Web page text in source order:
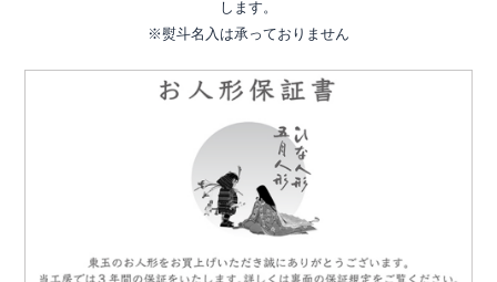
します。
※熨斗名入は承っておりません